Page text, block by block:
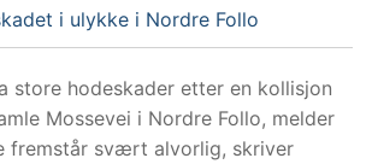
i ulykke i Nordre Follo
store hodeskader etter en kollisjon
Mossevei i Nordre Follo, melder
fremstår svært alvorlig, skriver